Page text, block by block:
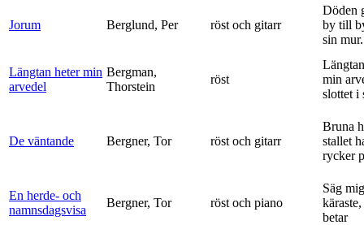
Jorum Berglund, Per röst och gitarr
Döden
by till
sin
Längtan heter min
arvedel
Bergman,
Thorstein
röst
min
slottet i
De väntande Bergner, Tor röst och gitarr
Bruna
stallet
rycker
En herde- och
namnsdagsvisa
Bergner, Tor röst och piano
Säg
betar